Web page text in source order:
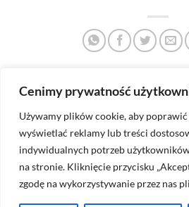
Cenimy prywatność
Używamy plików cookie, aby
wyświetlać reklamy lub treści
indywidualnych potrzeb
na stronie. Kliknięcie przycisku
zgodę na wykorzystywanie przez nas
Jak wygląda akustyka w domu
modułowym?